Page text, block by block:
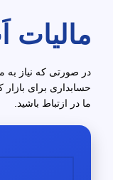
مالیات
در صورتی که نیاز
حسابداری برای بازار
ما در ازتباط باشید.